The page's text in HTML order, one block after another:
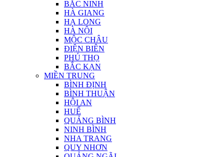
BẮC NINH
HÀ GIANG
HẠ LONG
HÀ NỘI
MỘC CHÂU
ĐIỆN BIÊN
PHÚ THỌ
BẮC KẠN
MIỀN TRUNG
BÌNH ĐỊNH
BÌNH THUẬN
HỘI AN
HUẾ
QUẢNG BÌNH
NINH BÌNH
NHA TRANG
QUY NHƠN